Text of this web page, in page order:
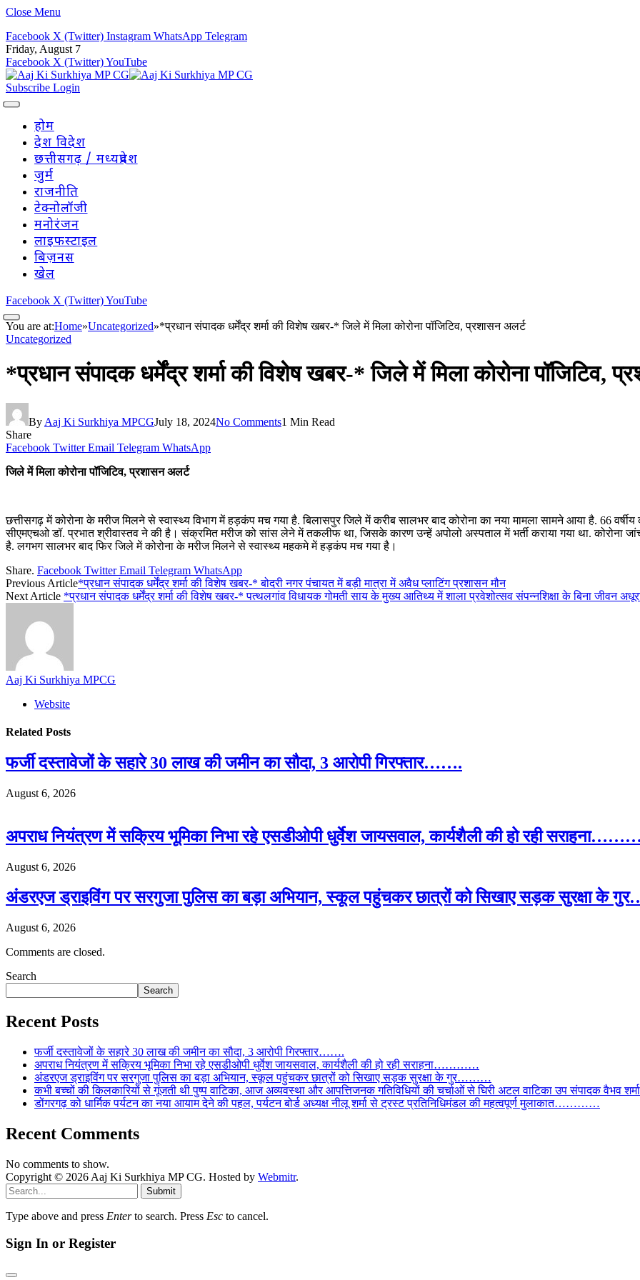
Close Menu
Facebook X (Twitter) Instagram WhatsApp Telegram
Friday, August 7
Facebook X (Twitter)YouTube
Subscribe Login
होम
देश विदेश
छत्तीसगढ़ / मध्यप्रदेश
जुर्म
राजनीति
टेक्नोलॉजी
मनोरंजन
लाइफस्टाइल
बिज़नस
खेल
Facebook X (Twitter)YouTube
You are at:Home»Uncategorized»*प्रधान संपादक धर्मेंद्र शर्मा की विशेष खबर-* जिले में मिला कोरोना पॉजिटिव, प्रशासन अलर्ट
Uncategorized
*प्रधान संपादक धर्मेंद्र शर्मा की विशेष खबर-* जिले में मिला कोरोना पॉजिटिव,
By Aaj Ki Surkhiya MPCGJuly 18, 2024No Comments1 Min Read
Share
Facebook Twitter Email Telegram WhatsApp
जिले में मिला कोरोना पॉजिटिव, प्रशासन अलर्ट
छत्तीसगढ़ में कोरोना के मरीज मिलने से स्वास्थ्य विभाग में हड़कंप मच गया है. बिलासपुर जिले में करीब सालभर बाद कोरोना का नया मामला सामने आया है. 66
सीएमएचओ डॉ. प्रभात श्रीवास्तव ने की है। संक्रमित मरीज को सांस लेने में तकलीफ था, जिसके कारण उन्हें अपोलो अस्पताल में भर्ती कराया गया था. कोरोना
है. लगभग सालभर बाद फिर जिले में कोरोना के मरीज मिलने से स्वास्थ्य महकमे में हड़कंप मच गया है।
Share. Facebook Twitter Email Telegram WhatsApp
Previous Article*प्रधान संपादक धर्मेंद्र शर्मा की विशेष खबर-* बोदरी नगर पंचायत में बड़ी मात्रा में अवैध प्लाटिंग प्रशासन मौन
Next Article *प्रधान संपादक धर्मेंद्र शर्मा की विशेष खबर-* पत्थलगांव विधायक गोमती साय के मुख्य आतिथ्य में शाला प्रवेशोत्सव संपन्नशिक्षा के बिना जीवन
Aaj Ki Surkhiya MPCG
Website
Related Posts
फर्जी दस्तावेजों के सहारे 30 लाख की जमीन का सौदा, 3 आरोपी गिरफ्तार…….
August 6, 2026
अपराध नियंत्रण में सक्रिय भूमिका निभा रहे एसडीओपी धुर्वेश जायसवाल, कार्यशैली की हो रही
August 6, 2026
अंडरएज ड्राइविंग पर सरगुजा पुलिस का बड़ा अभियान, स्कूल पहुंचकर छात्रों को सिखाए सड़क सुरक्षा के
August 6, 2026
Comments are closed.
Search
Search
Recent Posts
फर्जी दस्तावेजों के सहारे 30 लाख की जमीन का सौदा, 3 आरोपी गिरफ्तार…….
अपराध नियंत्रण में सक्रिय भूमिका निभा रहे एसडीओपी धुर्वेश जायसवाल, कार्यशैली की हो रही सराहना…………
अंडरएज ड्राइविंग पर सरगुजा पुलिस का बड़ा अभियान, स्कूल पहुंचकर छात्रों को सिखाए सड़क सुरक्षा के गुर………
कभी बच्चों की किलकारियों से गूंजती थी पुष्प वाटिका, आज अव्यवस्था और आपत्तिजनक गतिविधियों की चर्चाओं से घिरी अटल वाटिका उप संपादक वैभव
डोंगरगढ़ को धार्मिक पर्यटन का नया आयाम देने की पहल, पर्यटन बोर्ड अध्यक्ष नीलू शर्मा से ट्रस्ट प्रतिनिधिमंडल की महत्वपूर्ण मुलाकात…………
Recent Comments
No comments to show.
Copyright © 2026 Aaj Ki Surkhiya MP CG. Hosted by Webmitr.
Submit
Type above and press Enterto search. Press Esc to cancel.
Sign In or Register